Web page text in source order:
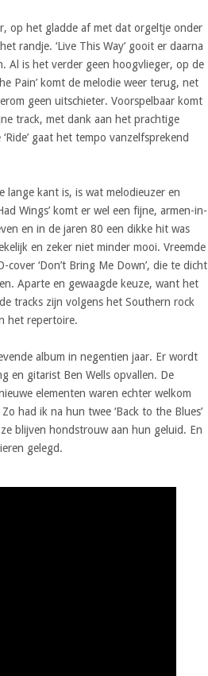
op het gladde af met dat orgeltje onder
randje. ‘Live This Way’ gooit er daarna
Al is het verder geen hoogvlieger, op de
Pain’ komt de melodie weer terug, net
geen uitschieter. Voorspelbaar komt
track, met dank aan het prachtige
gaat het tempo vanzelfsprekend
lange kant is, is wat melodieuzer en
Wings’ komt er wel een fijne, armen-in-
en in de jaren 80 een dikke hit was
en zeker niet minder mooi. Vreemde
‘Don’t Bring Me Down’, die te dicht
Aparte en gewaagde keuze, want het
tracks zijn volgens het Southern rock
het repertoire.
album in negentien jaar. Er wordt
en gitarist Ben Wells opvallen. De
elementen waren echter welkom
had ik na hun twee ‘Back to the Blues’
blijven hondstrouw aan hun geluid. En
gelegd.